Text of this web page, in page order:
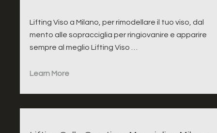
Lifting Viso a Milano, per rimodellare il tuo viso, dal
mento alle sopracciglia per ringiovanire e apparire
sempre al meglio Lifting Viso …
Learn More